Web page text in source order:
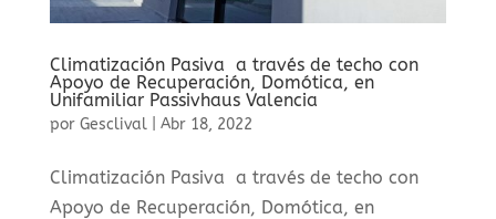
Climatización Pasiva a través de techo con
Apoyo de Recuperación, Domótica, en
Unifamiliar Passivhaus Valencia
por Gesclival| Abr 18, 2022
Climatización Pasiva a través de techo con
Apoyo de Recuperación, Domótica, en